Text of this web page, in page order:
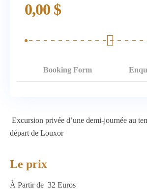
Excursion privée d’une demi-journée au
départ de Louxor
Le prix
À Partirde 32 Euros
0,00 $
Booking Form